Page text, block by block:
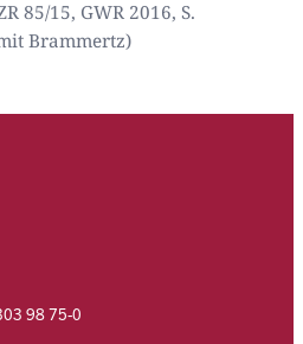
85/15, GWR 2016, S.
Brammertz)
98 75-0